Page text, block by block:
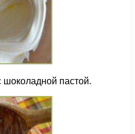
пастой.